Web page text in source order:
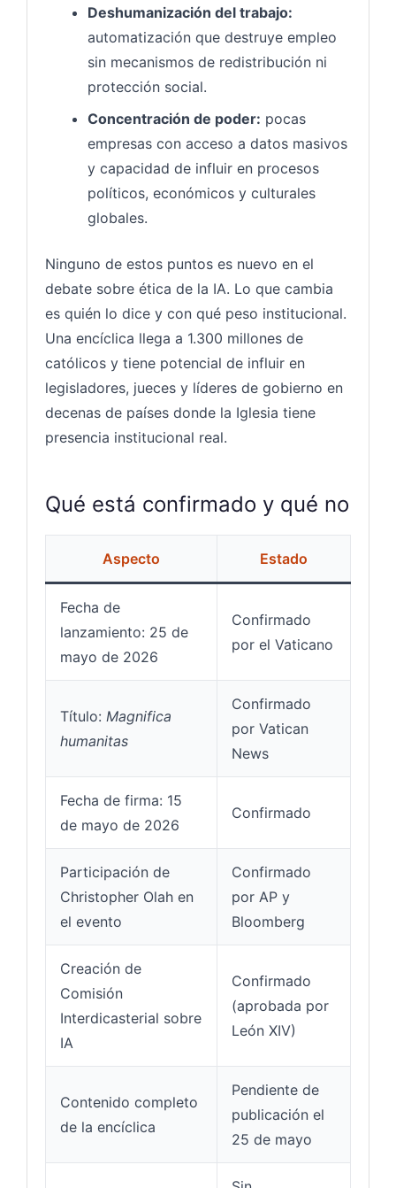
Deshumanización del trabajo:
automatización que destruye empleo
sin mecanismos de redistribución ni
protección social.
Concentración de poder: pocas
empresas con acceso a datos masivos
y capacidad de influir en procesos
políticos, económicos y culturales
globales.
Ninguno de estos puntos es nuevo en el
debate sobre ética de la IA. Lo que cambia
es quién lo dice y con qué peso institucional.
Una encíclica llega a 1.300 millones de
católicos y tiene potencial de influir en
legisladores, jueces y líderes de gobierno en
decenas de países donde la Iglesia tiene
presencia institucional real.
Qué está confirmado y qué no
Aspecto Estado
Fecha de
lanzamiento: 25 de
mayo de 2026
Confirmado
por el Vaticano
Título: Magnifica
humanitas
Confirmado
por Vatican
News
Fecha de firma: 15
de mayo de 2026
Confirmado
Participación de
Christopher Olah en
el evento
Confirmado
por AP y
Bloomberg
Creación de
Comisión
Interdicasterial sobre
IA
Confirmado
(aprobada por
León XIV)
Contenido completo
de la encíclica
Pendiente de
publicación el
25 de mayo